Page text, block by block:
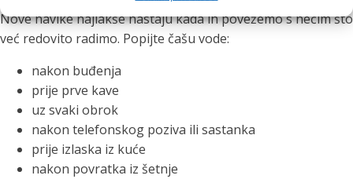
Nove navike najlakše nastaju kada ih povežemo s nečim što
već redovito radimo. Popijte čašu vode:
nakon buđenja
prije prve kave
uz svaki obrok
nakon telefonskog poziva ili sastanka
prije izlaska iz kuće
nakon povratka iz šetnje